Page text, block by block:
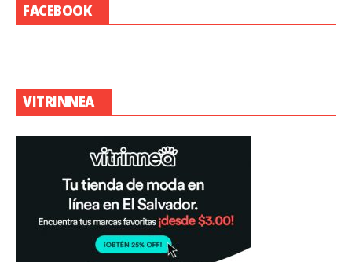
FACEBOOK
VITRINNEA